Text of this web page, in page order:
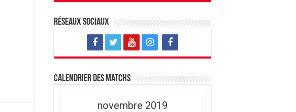
Réseaux sociaux
Calendrier des matchs
novembre 2019